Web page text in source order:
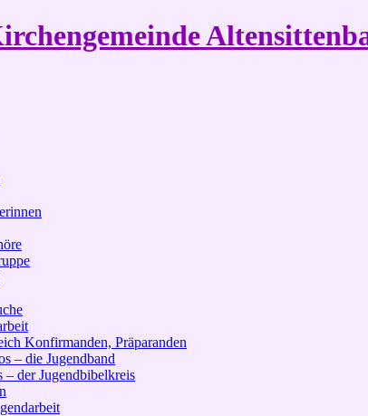
Konfirmanden, Präparanden
– die Jugendband
– der Jugendbibelkreis